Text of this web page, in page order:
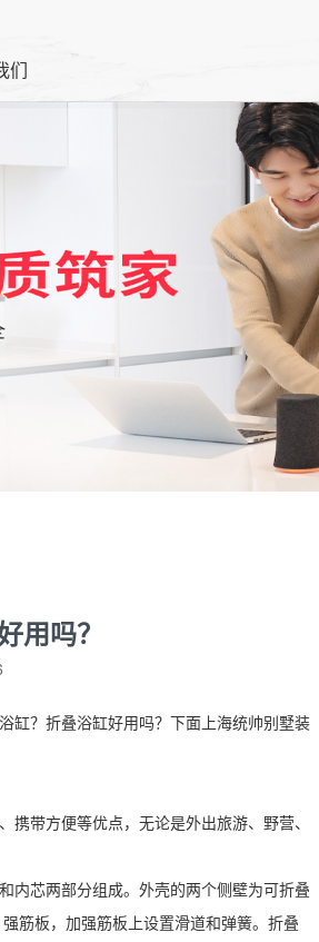
们
用吗？
缸？折叠浴缸好用吗？下面上海统帅别墅装
带方便等优点，无论是外出旅游、野营、
内芯两部分组成。外壳的两个侧壁为可折叠
筋板，加强筋板上设置滑道和弹簧。折叠